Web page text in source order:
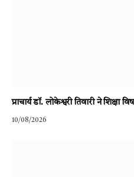
प्राचार्य डॉ. लोकेश्वरी तिवारी ने शिक्षा
10/08/2026